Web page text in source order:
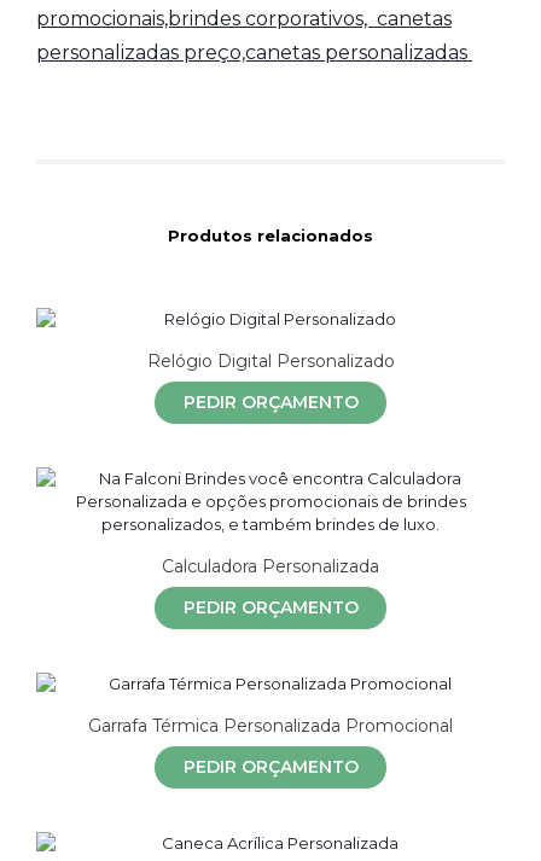
promocionais,brindes corporativos, canetas
personalizadas preço,canetas personalizadas
Produtos relacionados
Relógio Digital Personalizado
PEDIR ORÇAMENTO
Calculadora Personalizada
PEDIR ORÇAMENTO
Garrafa Térmica Personalizada Promocional
PEDIR ORÇAMENTO